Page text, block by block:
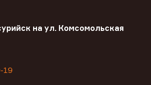
на ул. Комсомольская
19